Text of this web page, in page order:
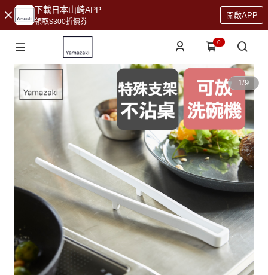
下載日本山崎APP
領取$300折價券
開啟APP
0
1/9